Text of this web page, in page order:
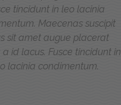
tincidunt in leo lacinia
Maecenas suscipit
sit amet augue placerat
a id lacus. Fusce tincidunt in
lacinia condimentum.